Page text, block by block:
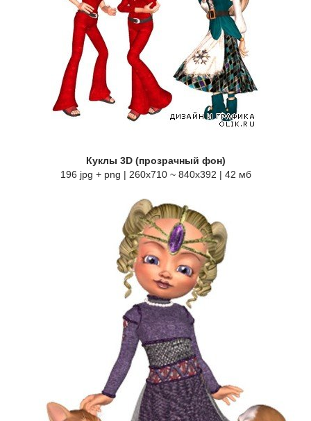
Куклы 3D (прозрачный фон)
196 jpg + png | 260х710 ~ 840x392 | 42 мб